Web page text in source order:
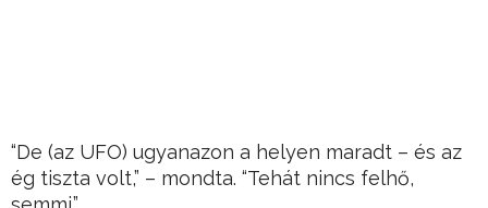
“De (az UFO) ugyanazon a helyen maradt – és az
ég tiszta volt,” – mondta. “Tehát nincs felhő,